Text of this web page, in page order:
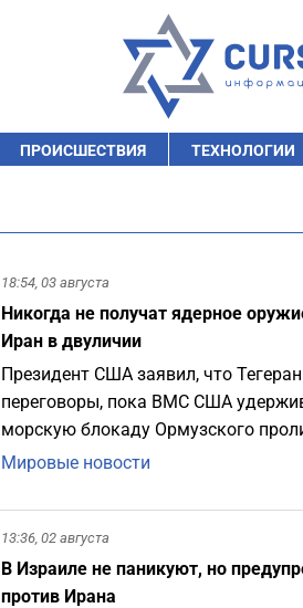
ПРОИСШЕСТВИЯ ТЕХНОЛОГИИ
18:54, 03 августа
Никогда не получат ядерное
Иран в двуличии
Президент США заявил, что
переговоры, пока ВМС США
морскую блокаду Ормузского
Мировые новости
13:36, 02 августа
В Израиле не паникуют, но
против Ирана